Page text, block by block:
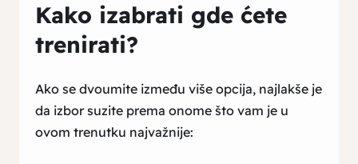
Kako izabrati gde ćete
trenirati?
Ako se dvoumite između više opcija, najlakše je
da izbor suzite prema onome što vam je u
ovom trenutku najvažnije: